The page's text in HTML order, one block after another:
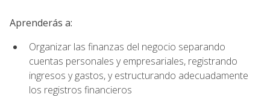
Aprenderás a:
Organizar las finanzas del negocio separando
cuentas personales y empresariales, registrando
ingresos y gastos, y estructurando adecuadamente
los registros financieros